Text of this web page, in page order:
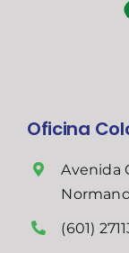
Oficina
Avenida
(601)